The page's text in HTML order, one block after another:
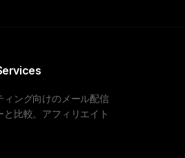
ィング向けのメール配信
比較。アフィリエイト